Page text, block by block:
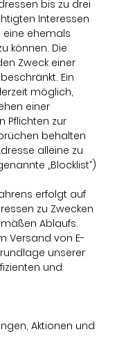
bis zu drei
Interessen
eine ehemals
können. Die
Zweck einer
Ein
möglich,
einer
Pflichten zur
behalten
alleine zu
„Blocklist“)
erfolgt auf
zu Zwecken
Ablaufs.
Versand von E-
unserer
und
Aktionen und